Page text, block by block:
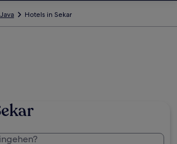
Hotels in Sekar